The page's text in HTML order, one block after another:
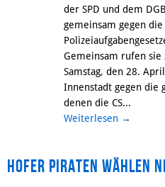
der SPD und dem
gemeinsam gegen
Gemeinsam rufen
Samstag, den 28.
Innenstadt gegen die
denen die CS...
Weiterlesen →
Hofer Piraten wählen